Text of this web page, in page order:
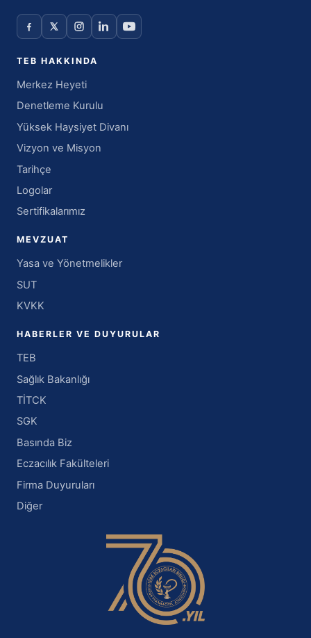
TEB HAKKINDA
Merkez Heyeti
Denetleme Kurulu
Yüksek Haysiyet Divanı
Vizyon ve Misyon
Tarihçe
Logolar
Sertifikalarımız
MEVZUAT
Yasa ve Yönetmelikler
SUT
KVKK
HABERLER VE DUYURULAR
TEB
Sağlık Bakanlığı
TİTCK
SGK
Basında Biz
Eczacılık Fakülteleri
Firma Duyuruları
Diğer